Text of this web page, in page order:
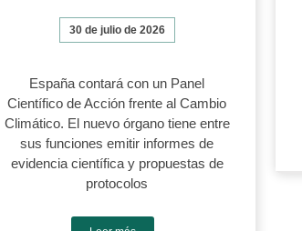
30 de julio de 2026
España contará con un Panel
Científico de Acción frente al Cambio
Climático. El nuevo órgano tiene entre
sus funciones emitir informes de
evidencia científica y propuestas de
protocolos